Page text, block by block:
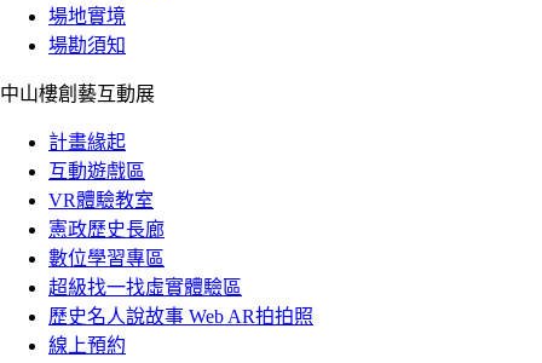
場地實境
場勘須知
中山樓創藝互動展
計畫緣起
互動遊戲區
VR體驗教室
憲政歷史長廊
數位學習專區
超級找一找虛實體驗區
歷史名人說故事 Web AR拍拍照
線上預約